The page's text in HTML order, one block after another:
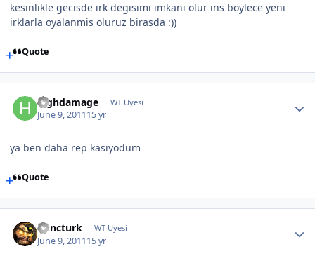
kesinlikle gecisde ırk degisimi imkani olur ins böylece yeni
irklarla oyalanmis oluruz birasda :))
Quote
highdamage WT Uyesi
June 9, 201115 yr
ya ben daha rep kasiyodum
Quote
Gencturk WT Uyesi
June 9, 201115 yr